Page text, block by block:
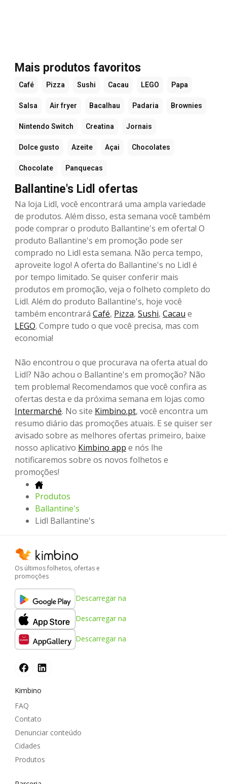
Mais produtos favoritos
Café Pizza Sushi Cacau LEGO Papa
Salsa Air fryer Bacalhau Padaria Brownies
Nintendo Switch Creatina Jornais
Dolce gusto Azeite Açai Chocolates
Chocolate Panquecas
Ballantine's Lidl ofertas
Na loja Lidl, você encontrará uma ampla variedade
de produtos. Além disso, esta semana você também
pode comprar o produto Ballantine's em oferta! O
produto Ballantine's em promoção pode ser
comprado no Lidl esta semana. Não perca tempo,
aproveite logo! A oferta do Ballantine's no Lidl é
por tempo limitado. Se quiser conferir mais
produtos em promoção, veja o folheto completo do
Lidl. Além do produto Ballantine's, hoje você
também encontrará Café, Pizza, Sushi, Cacau e
LEGO. Compre tudo o que você precisa, mas com
economia!
Não encontrou o que procurava na oferta atual do
Lidl? Não achou o Ballantine's em promoção? Não
tem problema! Recomendamos que você confira as
ofertas desta e da próxima semana em lojas como
Intermarché. No site Kimbino.pt, você encontra um
resumo diário das promoções atuais. E se quiser ser
avisado sobre as melhores ofertas primeiro, baixe
nosso aplicativo Kimbino app e nós lhe
notificaremos sobre os novos folhetos e
promoções!
Produtos
Ballantine's
Lidl Ballantine's
Os últimos folhetos, ofertas e
promoções
Descarregar na
Descarregar na
Descarregar na
Kimbino
FAQ
Contato
Denunciar conteúdo
Cidades
Produtos